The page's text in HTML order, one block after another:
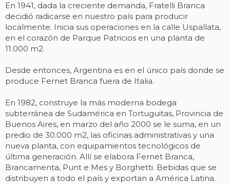
En 1941, dada la creciente demanda, Fratelli Branca
decidió radicarse en nuestro país para producir
localmente. Inicia sus operaciones en la calle Uspallata,
en el corazón de Parque Patricios en una planta de
11.000 m2.
Desde entonces, Argentina es en el único país donde se
produce Fernet Branca fuera de Italia.
En 1982, construye la más moderna bodega
subterránea de Sudamérica en Tortuguitas, Provincia de
Buenos Aires, en marzo del año 2000 se le suma, en un
predio de 30.000 m2, las oficinas administrativas y una
nueva planta, con equipamientos tecnológicos de
última generación. Allí se elabora Fernet Branca,
Brancamenta, Punt e Mes y Borghetti. Bebidas que se
distribuyen a todo el país y exportan a América Latina.